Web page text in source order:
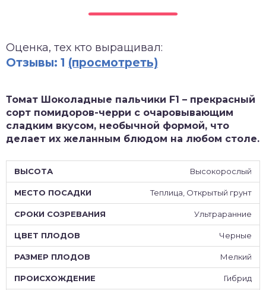
Оценка, тех кто выращивал:
Отзывы: 1 (просмотреть)
Томат Шоколадные пальчики F1 – прекрасный
сорт помидоров-черри с очаровывающим
сладким вкусом, необычной формой, что
делает их желанным блюдом на любом столе.
Высокорослый
Теплица, Открытый грунт
Ультраранние
Черные
Мелкий
Гибрид